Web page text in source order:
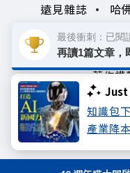
Just
知識包
產業降
遠見雜誌 哈
未來親子學習平台
著作權
遠見天下文化出版
最後衝刺：已閱
再讀1篇文章，